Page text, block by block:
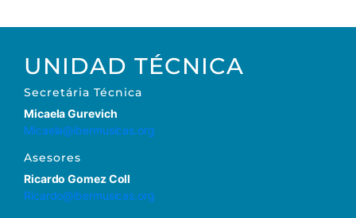
UNIDAD TÉCNICA
Secretária Técnica
Micaela Gurevich
Micaela@ibermusicas.org
Asesores
Ricardo Gomez Coll
Ricardo@ibermusicas.org